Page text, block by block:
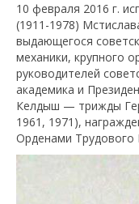
10 февраля 2016 г.
(1911-1978)
выдающегося
механики, крупного
руководителей
академика и
Келдыш — трижды
1961, 1971),
Орденами Трудового